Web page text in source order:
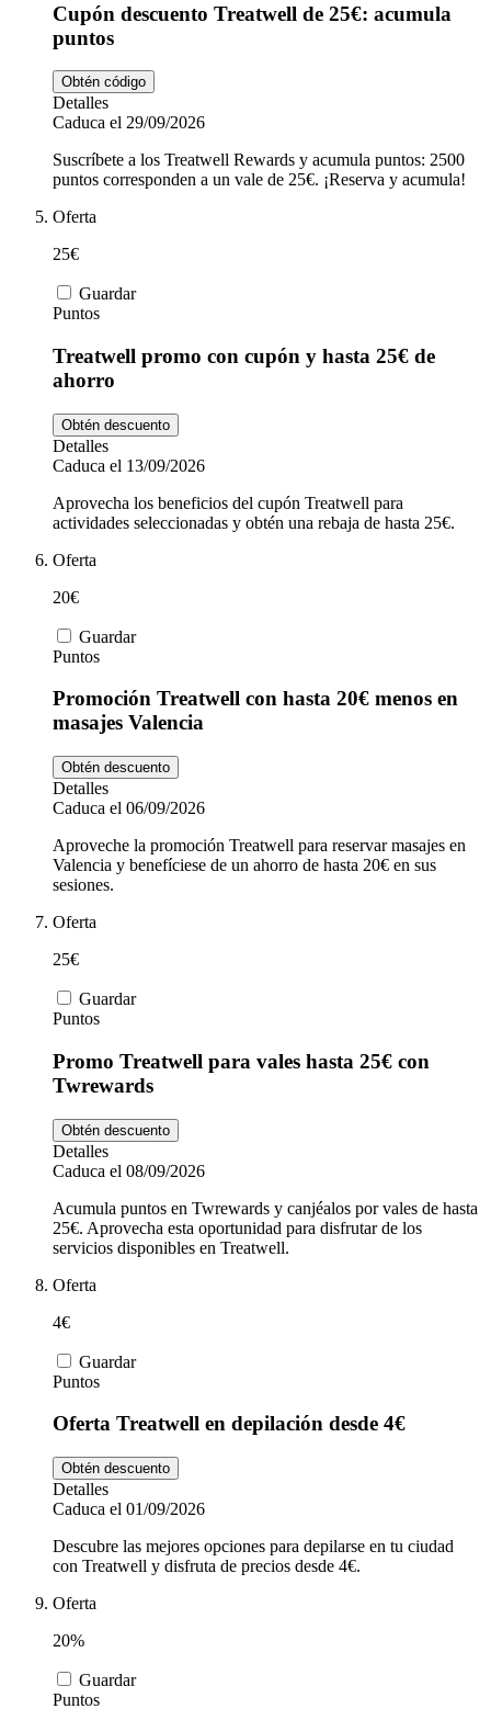
Cupón descuento Treatwell de 25€: acumula
puntos
Obtén código
Detalles
Caduca el 29/09/2026
Suscríbete a los Treatwell Rewards y acumula puntos: 2500
puntos corresponden a un vale de 25€. ¡Reserva y acumula!
Oferta
25€
Guardar
Puntos
Treatwell promo con cupón y hasta 25€ de
ahorro
Obtén descuento
Detalles
Caduca el 13/09/2026
Aprovecha los beneficios del cupón Treatwell para
actividades seleccionadas y obtén una rebaja de hasta 25€.
Oferta
20€
Guardar
Puntos
Promoción Treatwell con hasta 20€ menos en
masajes Valencia
Obtén descuento
Detalles
Caduca el 06/09/2026
Aproveche la promoción Treatwell para reservar masajes en
Valencia y benefíciese de un ahorro de hasta 20€ en sus
sesiones.
Oferta
25€
Guardar
Puntos
Promo Treatwell para vales hasta 25€ con
Twrewards
Obtén descuento
Detalles
Caduca el 08/09/2026
Acumula puntos en Twrewards y canjéalos por vales de hasta
25€. Aprovecha esta oportunidad para disfrutar de los
servicios disponibles en Treatwell.
Oferta
4€
Guardar
Puntos
Oferta Treatwell en depilación desde 4€
Obtén descuento
Detalles
Caduca el 01/09/2026
Descubre las mejores opciones para depilarse en tu ciudad
con Treatwell y disfruta de precios desde 4€.
Oferta
20%
Guardar
Puntos